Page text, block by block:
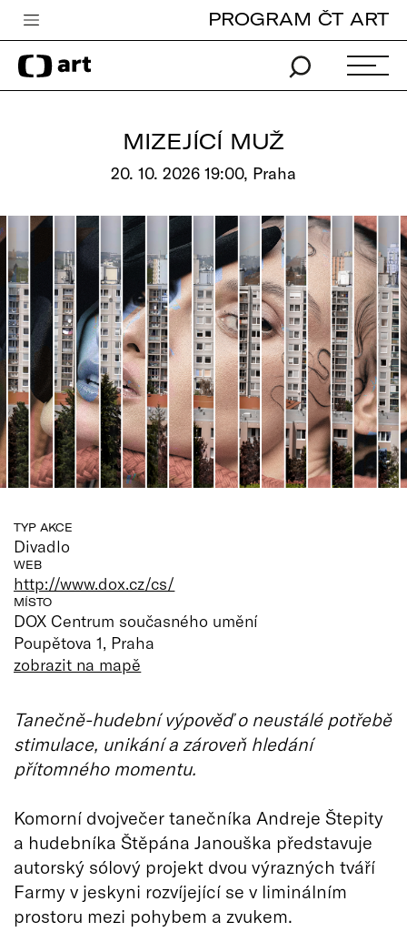
Česká televize
Zpravodajství
Pro děti
edu
Vše o ČT
PROGRAM ČT ART
MIZEJÍCÍ MUŽ
20. 10. 2026 19:00, Praha
TYP AKCE
Divadlo
WEB
http://www.dox.cz/cs/
MÍSTO
DOX Centrum současného umění
Poupětova 1, Praha
zobrazit na mapě
Tanečně-hudební výpověď o neustálé potřebě
stimulace, unikání a zároveň hledání
přítomného momentu.
Komorní dvojvečer tanečníka Andreje Štepity
a hudebníka Štěpána Janouška představuje
autorský sólový projekt dvou výrazných tváří
Farmy v jeskyni rozvíjející se v liminálním
prostoru mezi pohybem a zvukem.